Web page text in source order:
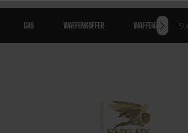
GAS WAFFENKOFFER WAFFENZUBEHÖR